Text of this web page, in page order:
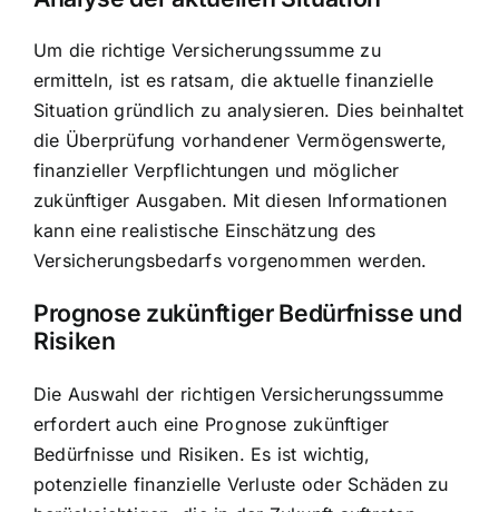
Um die richtige Versicherungssumme zu
ermitteln, ist es ratsam, die aktuelle finanzielle
Situation gründlich zu analysieren. Dies beinhaltet
die Überprüfung vorhandener Vermögenswerte,
finanzieller Verpflichtungen und möglicher
zukünftiger Ausgaben. Mit diesen Informationen
kann eine realistische Einschätzung des
Versicherungsbedarfs vorgenommen werden.
Prognose zukünftiger Bedürfnisse und
Risiken
Die Auswahl der richtigen Versicherungssumme
erfordert auch eine Prognose zukünftiger
Bedürfnisse und Risiken. Es ist wichtig,
potenzielle finanzielle Verluste oder Schäden zu